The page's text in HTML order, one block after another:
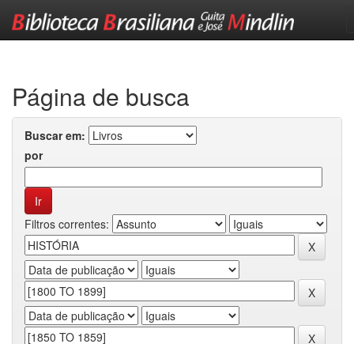
Página de busca
Buscar em:
por
Filtros correntes: